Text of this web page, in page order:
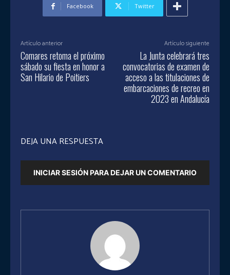
Facebook Twitter
Artículo anterior
Comares retoma el próximo
sábado su fiesta en honor a
San Hilario de Poitiers
Artículo siguiente
La Junta celebrará tres
convocatorias de examen de
acceso a las titulaciones de
embarcaciones de recreo en
2023 en Andalucía
DEJA UNA RESPUESTA
INICIAR SESIÓN PARA DEJAR UN COMENTARIO